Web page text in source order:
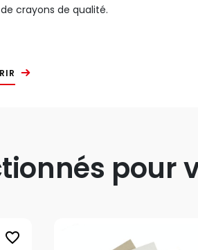
crayons de qualité.
pour
favorite_border